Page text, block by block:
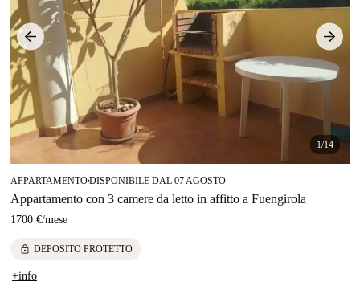
1/14
APPARTAMENTO■DISPONIBILE DAL 07 AGOSTO
Appartamento con 3 camere da letto in affitto a Fuengirola
1700 €/mese
lock DEPOSITO PROTETTO
+info